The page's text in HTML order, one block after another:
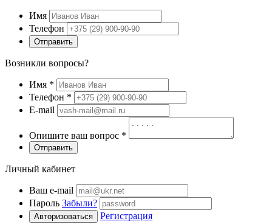
Имя
Телефон
Отправить
Возникли вопросы?
Имя *
Телефон *
E-mail
Опишите ваш вопрос *
Отправить
Личный кабинет
Ваш e-mail
Пароль Забыли?
Авторизоваться Регистрация